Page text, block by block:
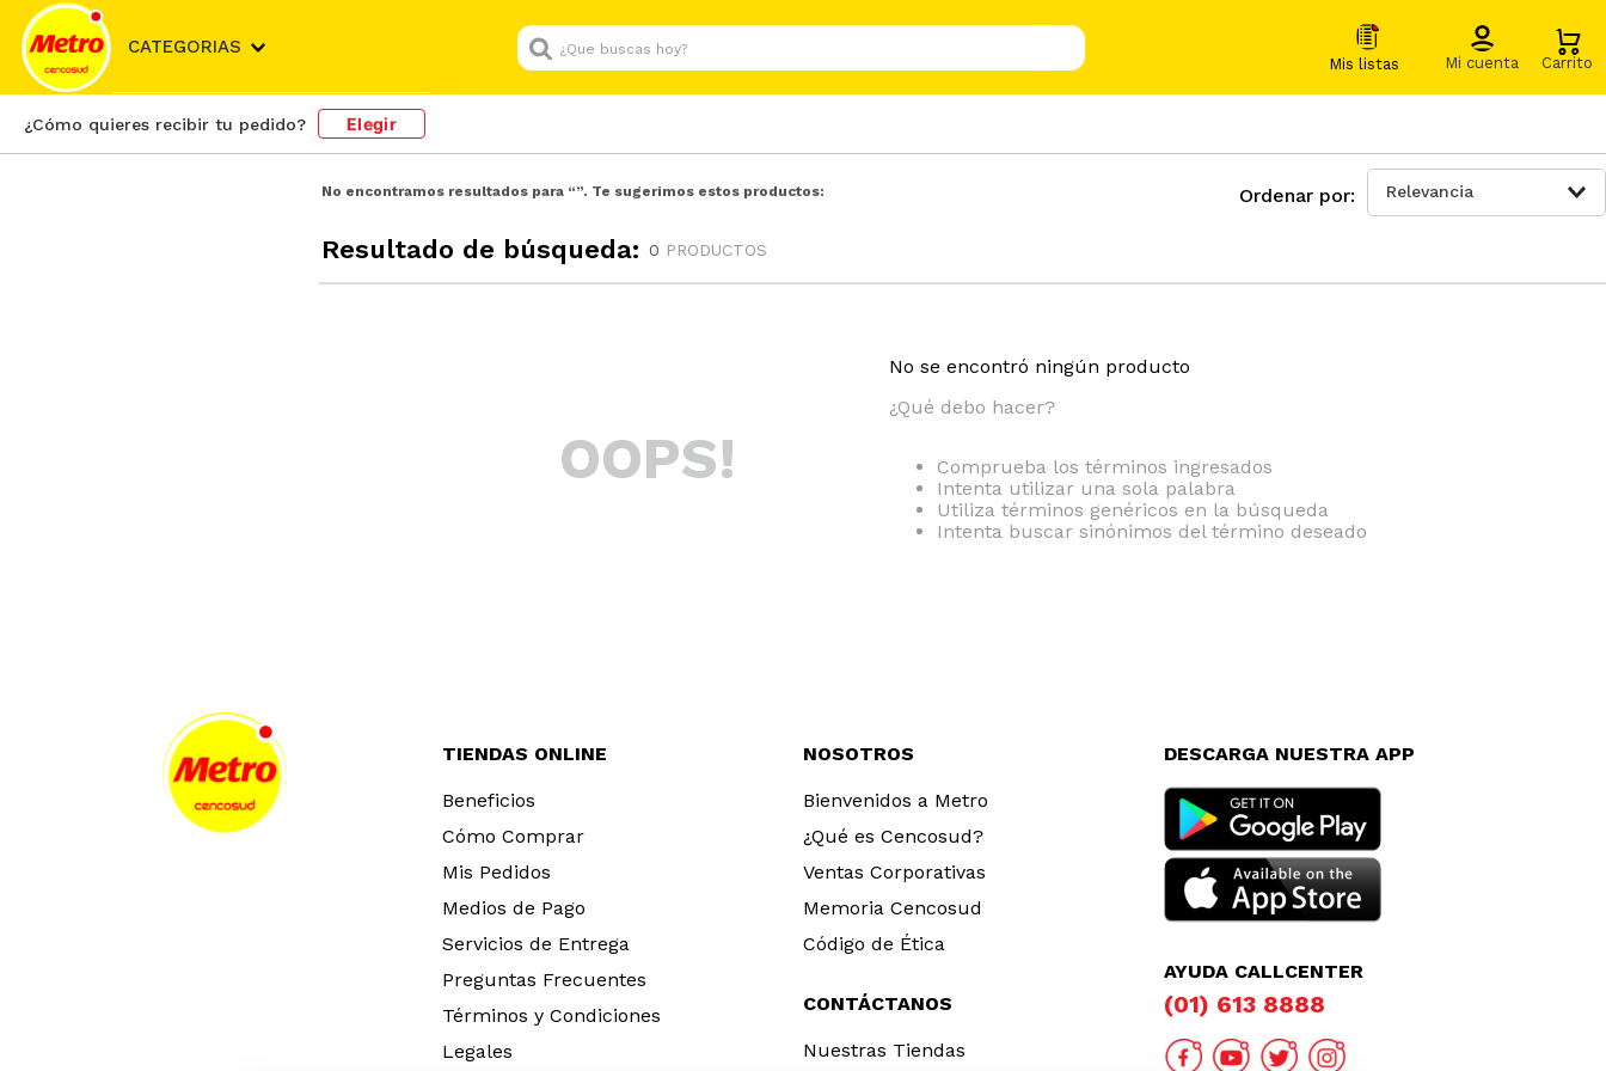
CATEGORIAS
¿Que buscas hoy?
¿Cómo quieres recibir tu pedido? Elegir
No encontramos resultados para “”. Te sugerimos estos productos:
Resultado de búsqueda: 0 PRODUCTOS
Relevancia
OOPS!
No se encontró ningún producto
¿Qué debo hacer?
Comprueba los términos ingresados
Intenta utilizar una sola palabra
Utiliza términos genéricos en la búsqueda
Intenta buscar sinónimos del término deseado
TIENDAS ONLINE
Beneficios
Cómo Comprar
Mis Pedidos
Medios de Pago
Servicios de Entrega
Preguntas Frecuentes
Términos y Condiciones
Legales
NOSOTROS
Bienvenidos a Metro
¿Qué es Cencosud?
Ventas Corporativas
Memoria Cencosud
Código de Ética
CONTÁCTANOS
Nuestras Tiendas
DESCARGA NUESTRA APP
AYUDA CALLCENTER
(01) 613 8888